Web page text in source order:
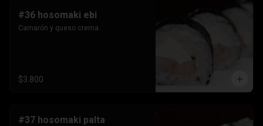
#36 hosomaki ebi
Camarón y queso crema.
$3.800
#37 hosomaki palta